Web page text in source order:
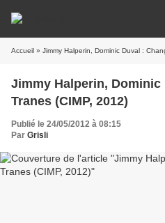
Accueil » Jimmy Halperin, Dominic Duval :
Jimmy Halperin, Dominic
Tranes (CIMP, 2012)
Publié le 24/05/2012 à 08:15
Par Grisli